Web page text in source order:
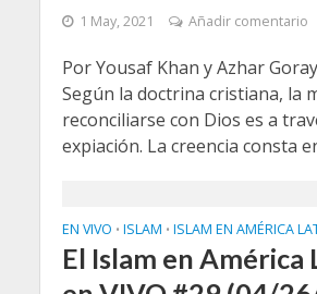
1 May, 2021 Añadir comentario
Por Yousaf Khan y Azhar
Según la doctrina cristiana, la
reconciliarse con Dios es a
expiación. La creencia consta
EN VIVO • ISLAM • ISLAM EN AMÉRICA
El Islam en América